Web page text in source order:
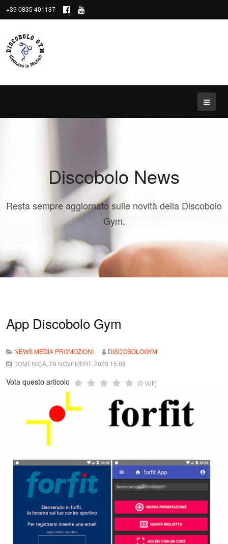
+39 0835 401137
Discobolo News
Resta sempre aggiornato sulle novità della Discobolo
Gym.
App Discobolo Gym
NEWS MEDIA PROMOZIONI
DISCOBOLOGYM
DOMENICA, 29 NOVEMBRE 2020 15:08
Vota questo articolo (0 Voti)